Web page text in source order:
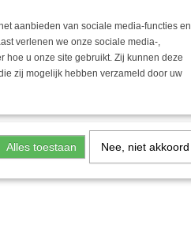
aanbieden van sociale media-functies en
verlenen we onze sociale media-,
hoe u onze site gebruikt. Zij kunnen deze
zij mogelijk hebben verzameld door uw
Alles toestaan Nee, niet akkoord